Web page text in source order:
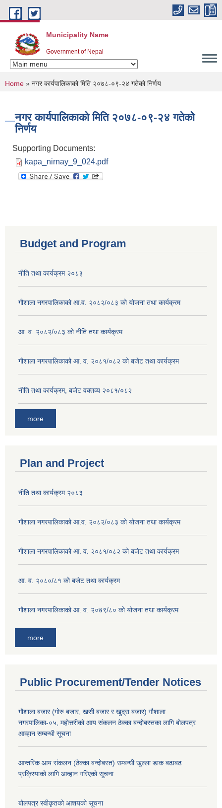
Skip to main content
Municipality Name
Government of Nepal
You are here
Home » नगर कार्यपालिकाको मिति २०७८-०९-२४ गतेको निर्णय
नगर कार्यपालिकाको मिति २०७८-०९-२४ गतेको
निर्णय
Supporting Documents:
kapa_nirnay_9_024.pdf
Budget and Program
नीति तथा कार्यक्रम २०८३
गौशाला नगरपालिकाको आ.व. २०८२/०८३ को योजना तथा कार्यक्रम
आ. व. २०८२/०८३ को नीति तथा कार्यक्रम
गौशाला नगरपालिकाको आ. व. २०८१/०८२ को बजेट तथा कार्यक्रम
नीति तथा कार्यक्रम, बजेट वक्तव्य २०८१/०८२
more
Plan and Project
नीति तथा कार्यक्रम २०८३
गौशाला नगरपालिकाको आ.व. २०८२/०८३ को योजना तथा कार्यक्रम
गौशाला नगरपालिकाको आ. व. २०८१/०८२ को बजेट तथा कार्यक्रम
आ. व. २०८०/८१ को बजेट तथा कार्यक्रम
गौशाला नगरपालिकाको आ. व. २०७९/८० को योजना तथा कार्यक्रम
more
Public Procurement/Tender Notices
गौशाला बजार (गोरु बजार, खसी बजार र खुद्रा बजार) गौशाला
नगरपालिका-०५, महोत्तरीको आय संकलन ठेक्का बन्दोबस्तका लागि बोलपत्र
आव्हान सम्बन्धी सूचना
आन्तरिक आय संकलन (ठेक्का बन्दोबस्त) सम्बन्धी खुल्ला डाक बढाबढ
प्रक्रियाको लागि आव्हान गरिएको सूचना
बोलपत्र स्वीकृतको आशयको सूचना